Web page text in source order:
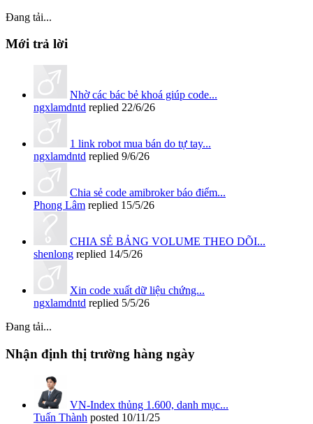
Đang tải...
Mới trả lời
Nhờ các bác bẻ khoá giúp code...
ngxlamdntd replied 22/6/26
1 link robot mua bán do tự tay...
ngxlamdntd replied 9/6/26
Chia sẻ code amibroker báo điểm...
Phong Lâm replied 15/5/26
CHIA SẺ BẢNG VOLUME THEO DÕI...
shenlong replied 14/5/26
Xin code xuất dữ liệu chứng...
ngxlamdntd replied 5/5/26
Đang tải...
Nhận định thị trường hàng ngày
VN-Index thủng 1.600, danh mục...
Tuấn Thành posted 10/11/25